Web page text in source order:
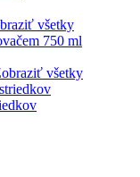
všetky
všetky